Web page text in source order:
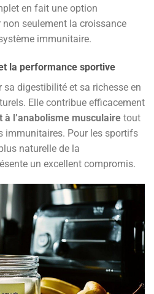
en fait une option
seulement la croissance
immunitaire.
la performance sportive
sa digestibilité et sa richesse en
Elle contribue efficacement
l’anabolisme musculaire tout
immunitaires. Pour les sportifs
naturelle de la
un excellent compromis.